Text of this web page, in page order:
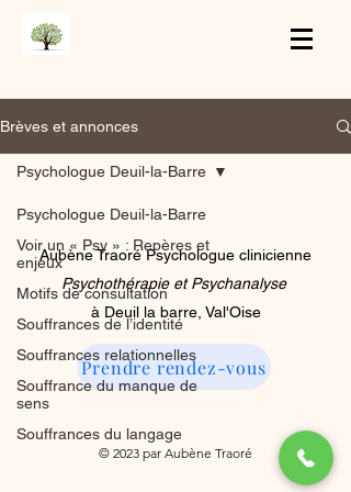
Brèves et annonces
Psychologue Deuil-la-Barre
Voir un « Psy » : Repères et
enjeux
Motifs de consultation
Souffrances de l’identité
Souffrances relationnelles
Souffrance du manque de
sens
Souffrances du langage
Psychologue Deuil-la-Barre
Aubène Traoré Psychologue clinicienne
Psychothérapie et Psychanalyse
à Deuil la barre, Val'Oise
Prendre rendez-vous
© 2023 par Aubène Traoré